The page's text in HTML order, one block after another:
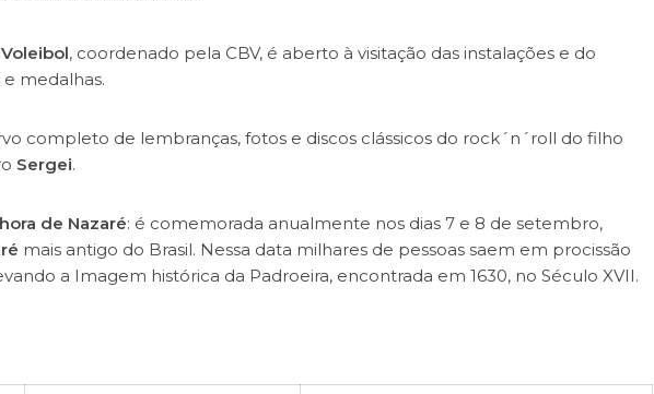
, coordenado pela CBV, é aberto à visitação das instalações e do
medalhas.
completo de lembranças, fotos e discos clássicos do rock´n´roll do filho
Sergei.
de Nazaré: é comemorada anualmente nos dias 7 e 8 de setembro,
mais antigo do Brasil. Nessa data milhares de pessoas saem em procissão
a Imagem histórica da Padroeira, encontrada em 1630, no Século XVII.